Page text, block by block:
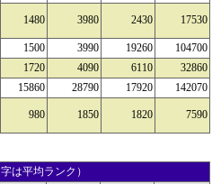
1480 3980 2430 17530
1500 3990 19260
104700
1720 4090 6110
32860
15860 28790 17920 142070
980 1850 1820 7590
は平均ランク）